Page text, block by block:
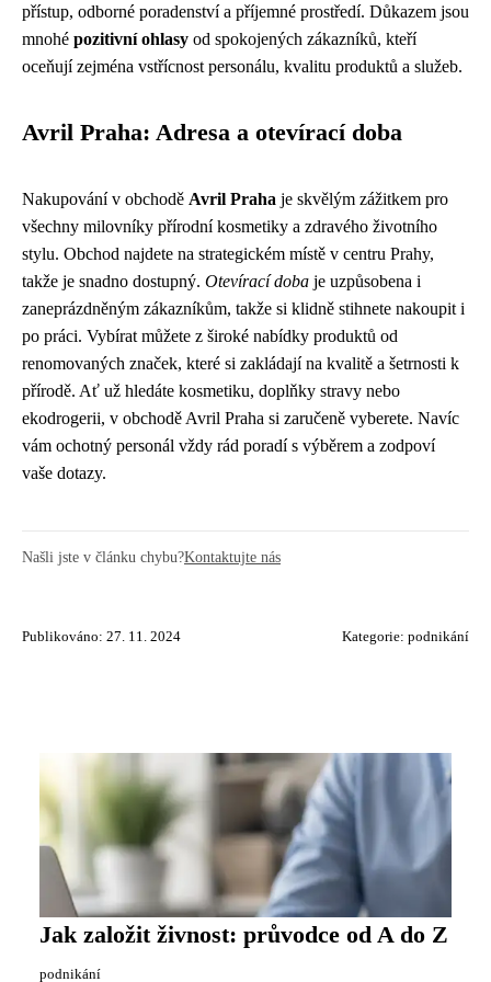
přístup, odborné poradenství a příjemné prostředí. Důkazem jsou
mnohé pozitivní ohlasy od spokojených zákazníků, kteří
oceňují zejména vstřícnost personálu, kvalitu produktů a služeb.
Avril Praha: Adresa a otevírací doba
Nakupování v obchodě Avril Praha je skvělým zážitkem pro
všechny milovníky přírodní kosmetiky a zdravého životního
stylu. Obchod najdete na strategickém místě v centru Prahy,
takže je snadno dostupný. Otevírací doba je uzpůsobena i
zaneprázdněným zákazníkům, takže si klidně stihnete nakoupit i
po práci. Vybírat můžete z široké nabídky produktů od
renomovaných značek, které si zakládají na kvalitě a šetrnosti k
přírodě. Ať už hledáte kosmetiku, doplňky stravy nebo
ekodrogerii, v obchodě Avril Praha si zaručeně vyberete. Navíc
vám ochotný personál vždy rád poradí s výběrem a zodpoví
vaše dotazy.
Našli jste v článku chybu?Kontaktujte nás
Publikováno: 27. 11. 2024 Kategorie: podnikání
Jak založit živnost: průvodce od A do Z
podnikání